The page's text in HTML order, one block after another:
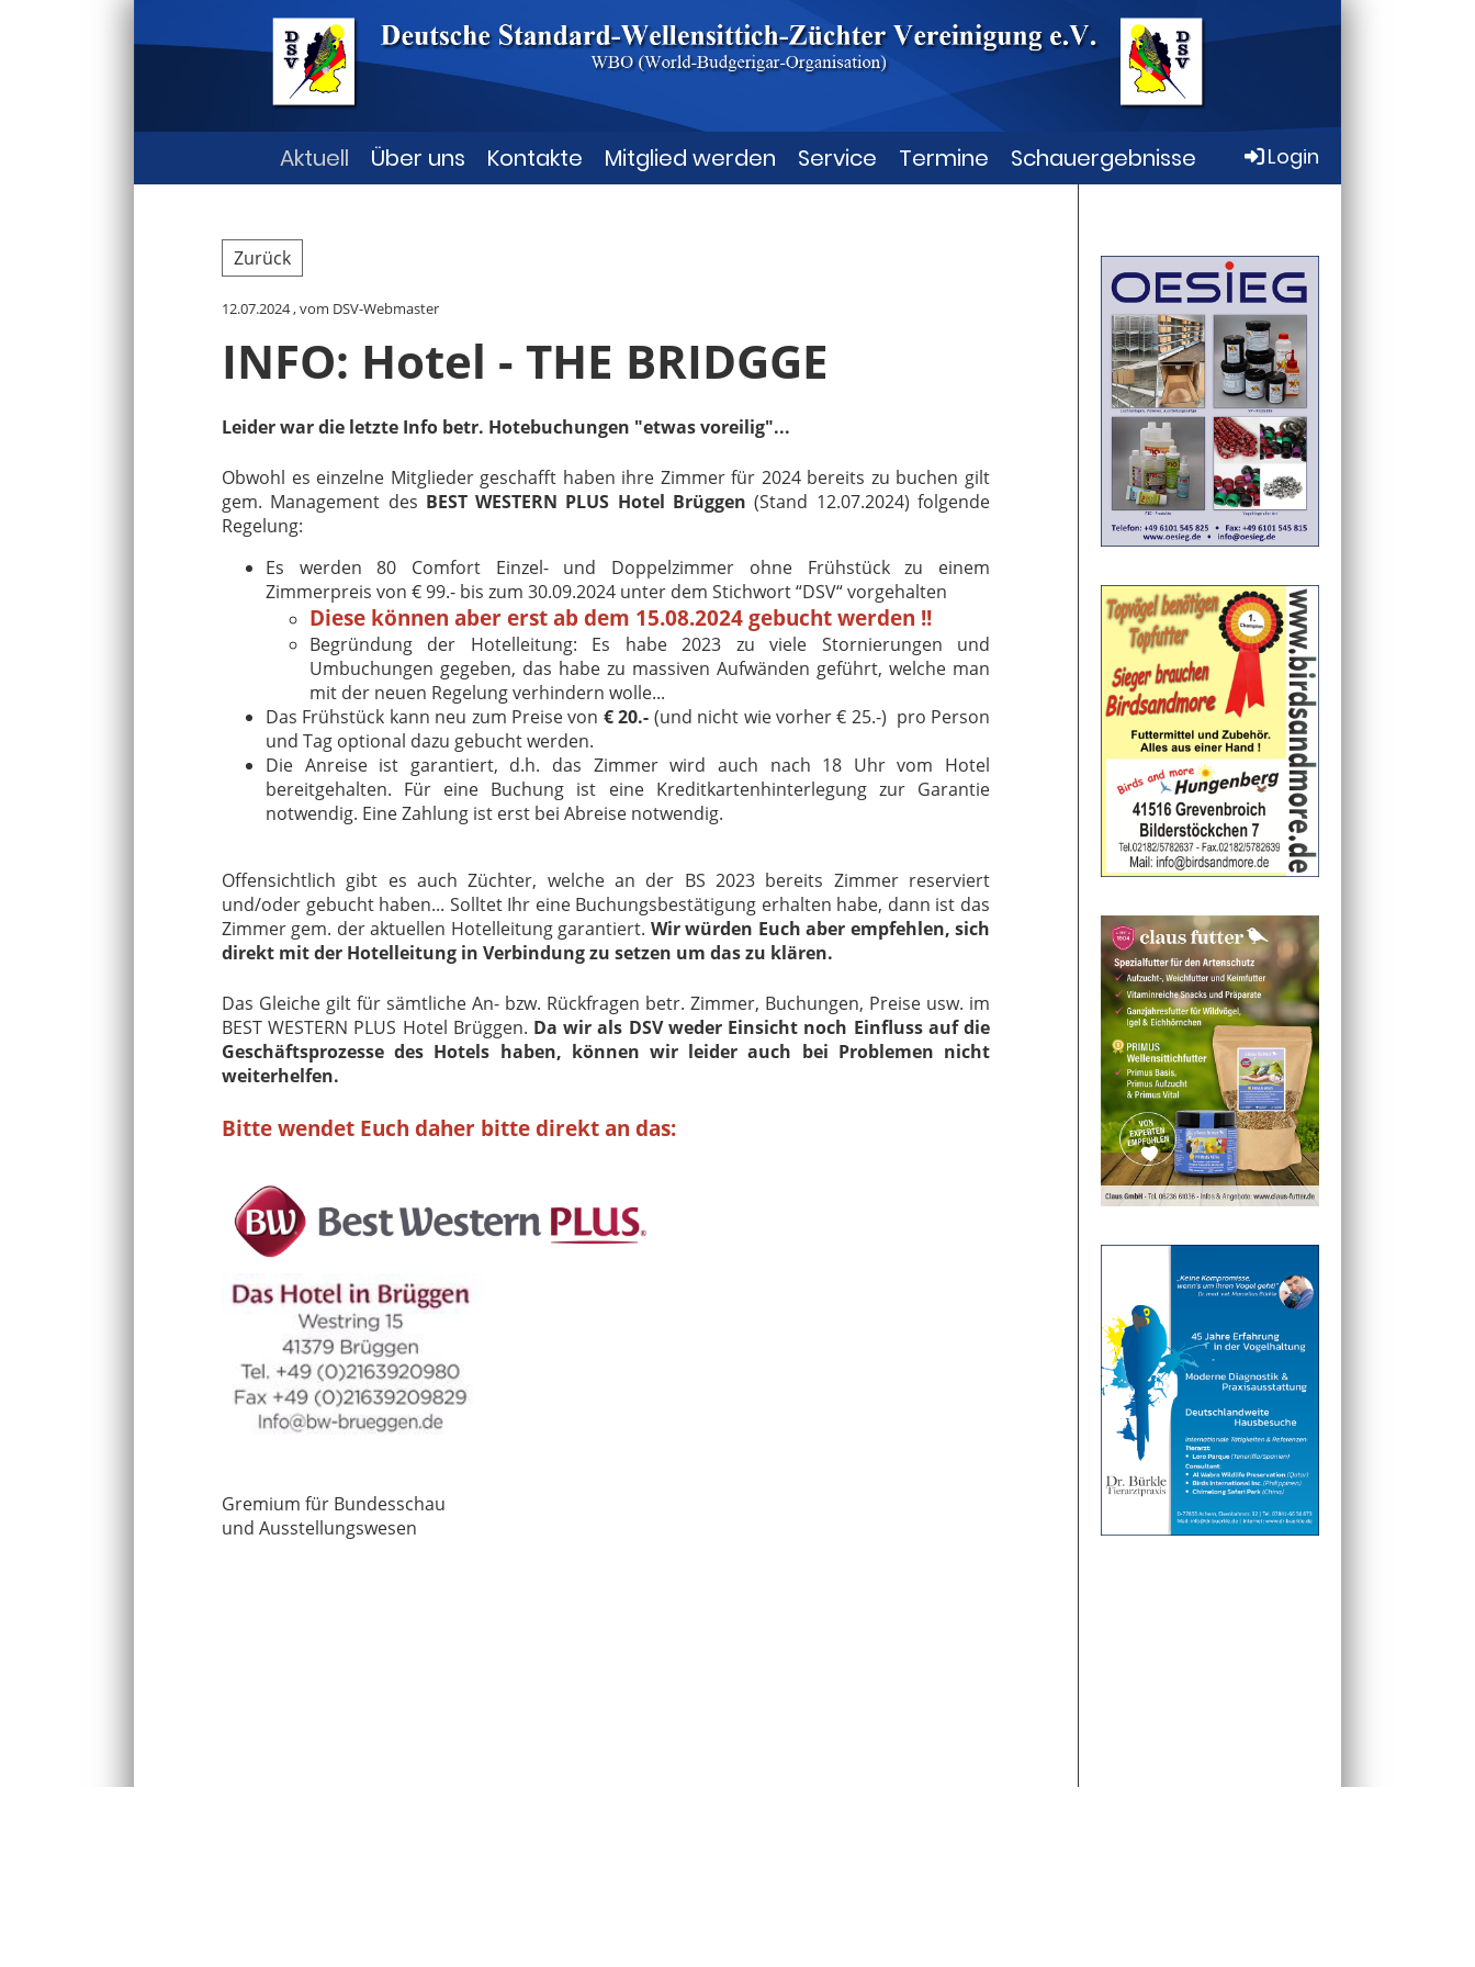
Aktuell Über uns Kontakte Mitglied werden Service Termine Schauergebnisse Login
Zurück
12.07.2024, vom DSV-Webmaster
INFO: Hotel - THE BRIDGGE
Leider war die letzte Info betr. Hotebuchungen "etwas voreilig"...
Obwohl es einzelne Mitglieder geschafft haben ihre Zimmer für 2024 bereits zu buchen gilt
gem. Management des BEST WESTERN PLUS Hotel Brüggen(Stand 12.07.2024) folgende
Regelung:
Es werden 80 Comfort Einzel- und Doppelzimmer ohne Frühstück zu einem
Zimmerpreis von € 99.- bis zum 30.09.2024 unter dem Stichwort “DSV“ vorgehalten
Diese können aber erst ab dem 15.08.2024 gebucht werden !!
Begründung der Hotelleitung: Es habe 2023 zu viele Stornierungen und
Umbuchungen gegeben, das habe zu massiven Aufwänden geführt, welche man
mit der neuen Regelung verhindern wolle...
Das Frühstück kann neu zum Preise von € 20.- (und nicht wie vorher € 25.-) pro Person
und Tag optional dazu gebucht werden.
Die Anreise ist garantiert, d.h. das Zimmer wird auch nach 18 Uhr vom Hotel
bereitgehalten. Für eine Buchung ist eine Kreditkartenhinterlegung zur Garantie
notwendig. Eine Zahlung ist erst bei Abreise notwendig.
Offensichtlich gibt es auch Züchter, welche an der BS 2023 bereits Zimmer reserviert
und/oder gebucht haben... Solltet Ihr eine Buchungsbestätigung erhalten habe, dann ist das
Zimmer gem. der aktuellen Hotelleitung garantiert. Wir würden Euch aber empfehlen, sich
direkt mit der Hotelleitung in Verbindung zu setzen um das zu klären.
Das Gleiche gilt für sämtliche An- bzw. Rückfragen betr. Zimmer, Buchungen, Preise usw. im
BEST WESTERN PLUS Hotel Brüggen. Da wir als DSV weder Einsicht noch Einfluss auf die
Geschäftsprozesse des Hotels haben, können wir leider auch bei Problemen nicht
weiterhelfen.
Bitte wendet Euch daher bitte direkt an das:
Gremium für Bundesschau
und Ausstellungswesen